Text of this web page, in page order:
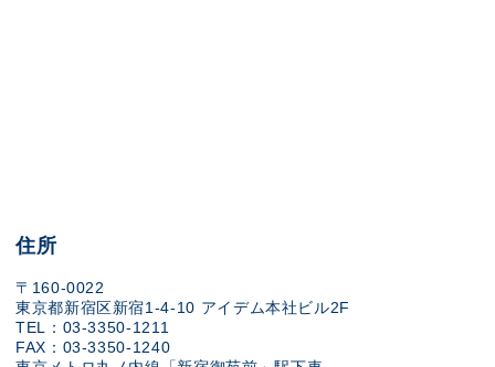
住所
〒160-0022
東京都新宿区新宿1-4-10 アイデム本社ビル2F
TEL：03-3350-1211
FAX：03-3350-1240